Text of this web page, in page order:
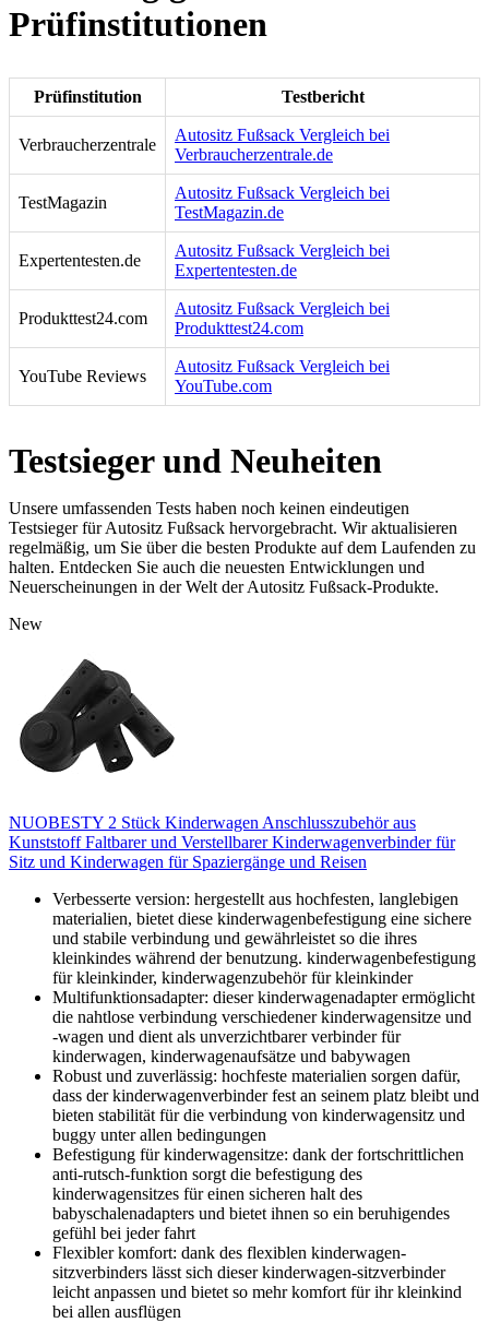
Prüfinstitutionen
Prüfinstitution Testbericht
Verbraucherzentrale
Autositz Fußsack Vergleich bei
Verbraucherzentrale.de
TestMagazin
Autositz Fußsack Vergleich bei
TestMagazin.de
Expertentesten.de
Autositz Fußsack Vergleich bei
Expertentesten.de
Produkttest24.com
Autositz Fußsack Vergleich bei
Produkttest24.com
YouTube Reviews
Autositz Fußsack Vergleich bei
YouTube.com
Testsieger und Neuheiten
Unsere umfassenden Tests haben noch keinen eindeutigen
Testsieger für Autositz Fußsack hervorgebracht. Wir aktualisieren
regelmäßig, um Sie über die besten Produkte auf dem Laufenden zu
halten. Entdecken Sie auch die neuesten Entwicklungen und
Neuerscheinungen in der Welt der Autositz Fußsack-Produkte.
New
NUOBESTY 2 Stück Kinderwagen Anschlusszubehör aus
Kunststoff Faltbarer und Verstellbarer Kinderwagenverbinder für
Sitz und Kinderwagen für Spaziergänge und Reisen
Verbesserte version: hergestellt aus hochfesten, langlebigen
materialien, bietet diese kinderwagenbefestigung eine sichere
und stabile verbindung und gewährleistet so die ihres
kleinkindes während der benutzung. kinderwagenbefestigung
für kleinkinder, kinderwagenzubehör für kleinkinder
Multifunktionsadapter: dieser kinderwagenadapter ermöglicht
die nahtlose verbindung verschiedener kinderwagensitze und
-wagen und dient als unverzichtbarer verbinder für
kinderwagen, kinderwagenaufsätze und babywagen
Robust und zuverlässig: hochfeste materialien sorgen dafür,
dass der kinderwagenverbinder fest an seinem platz bleibt und
bieten stabilität für die verbindung von kinderwagensitz und
buggy unter allen bedingungen
Befestigung für kinderwagensitze: dank der fortschrittlichen
anti-rutsch-funktion sorgt die befestigung des
kinderwagensitzes für einen sicheren halt des
babyschalenadapters und bietet ihnen so ein beruhigendes
gefühl bei jeder fahrt
Flexibler komfort: dank des flexiblen kinderwagen-
sitzverbinders lässt sich dieser kinderwagen-sitzverbinder
leicht anpassen und bietet so mehr komfort für ihr kleinkind
bei allen ausflügen